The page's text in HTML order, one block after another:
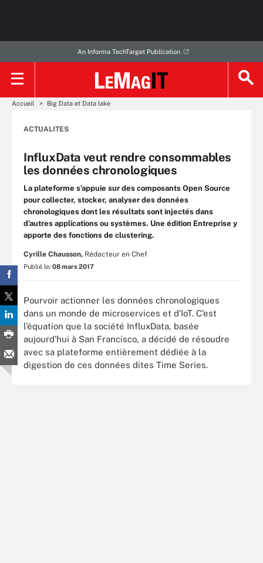
An Informa TechTarget Publication
Accueil Big Data et Data lake
ACTUALITES
InfluxData veut rendre consommables
les données chronologiques
La plateforme s’appuie sur des composants Open Source
pour collecter, stocker, analyser des données
chronologiques dont les résultats sont injectés dans
d’autres applications ou systèmes. Une édition Entreprise y
apporte des fonctions de clustering.
Cyrille Chausson, Rédacteur en Chef
Publié le: 08 mars 2017
Pourvoir actionner les données chronologiques
dans un monde de microservices et d’IoT. C’est
l’équation que la société InfluxData, basée
aujourd’hui à San Francisco, a décidé de résoudre
avec sa plateforme entièrement dédiée à la
digestion de ces données dites Time Series.